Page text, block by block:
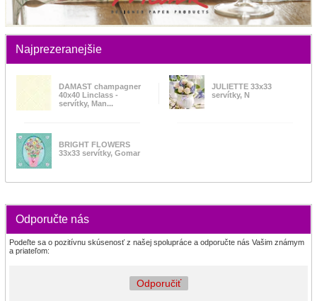
Najprezeranejšie
DAMAST champagner
40x40 Linclass -
servítky, Man...
JULIETTE 33x33
servítky, N
BRIGHT FLOWERS
33x33 servítky, Gomar
Odporučte nás
Podeľte sa o pozitívnu skúsenosť z našej spolupráce a odporučte nás Vašim známym
a priateľom:
Odporučiť